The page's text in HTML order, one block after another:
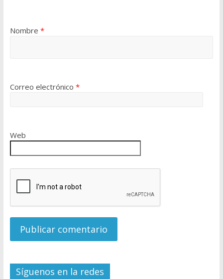
Nombre *
Correo electrónico *
Web
Síguenos en la redes